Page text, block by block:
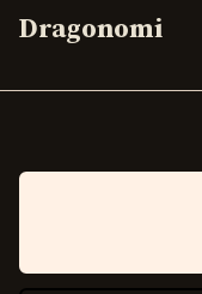
Dragonomi